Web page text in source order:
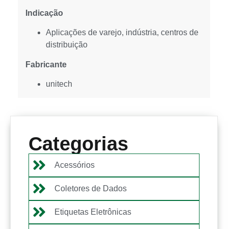
Indicação
Aplicações de varejo, indústria, centros de
distribuição
Fabricante
unitech
Categorias
Acessórios
Coletores de Dados
Etiquetas Eletrônicas